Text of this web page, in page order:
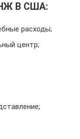
В США:
расходы;
центр;